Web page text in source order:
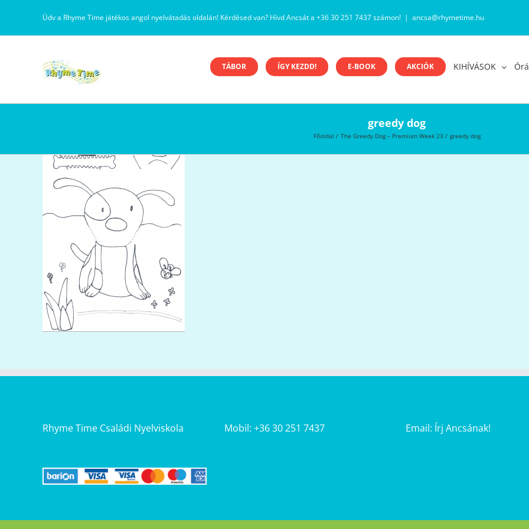
Üdv a Rhyme Time játékos angol nyelvátadás oldalán! Kérdésed van? Hívd Ancsát a +36 30 251 7437 számon! | ancsa@rhymetime.hu
TÁBOR ÍGY KEZDD! E-BOOK AKCIÓK KIHÍVÁSOK
greedy dog
Főoldal The Greedy Dog – Premium Week 23 greedy dog
Rhyme Time Családi Nyelviskola Mobil: +36 30 251 7437 Email: Írj Ancsának!